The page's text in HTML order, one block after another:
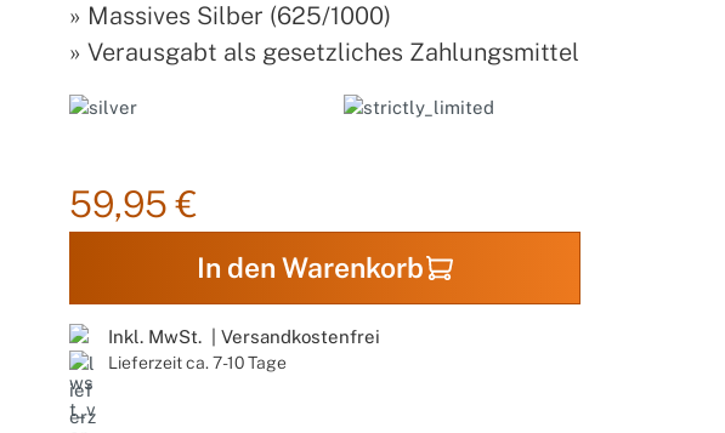
» Massives Silber (625/1000)
» Verausgabt als gesetzliches Zahlungsmittel
59,95 €
In den Warenkorb
Inkl. MwSt. | Versandkostenfrei
Lieferzeit ca. 7-10 Tage